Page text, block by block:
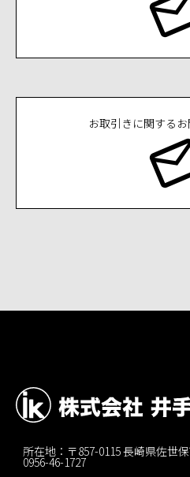
お取引きに関する
所在地：〒857-0115 長崎県佐世
0956-46-1727